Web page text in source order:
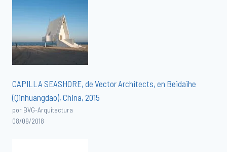
CAPILLA SEASHORE, de Vector Architects, en Beidaihe
(Qinhuangdao), China, 2015
por BVG-Arquitectura
08/09/2018